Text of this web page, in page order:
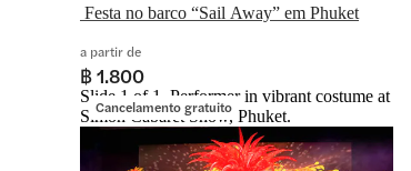
Festa no barco “Sail Away” em Phuket
a partir de
฿ 1.800
Cancelamento gratuito
Slide 1 of 1, Performer in vibrant costume at
Simon Cabaret Show, Phuket.